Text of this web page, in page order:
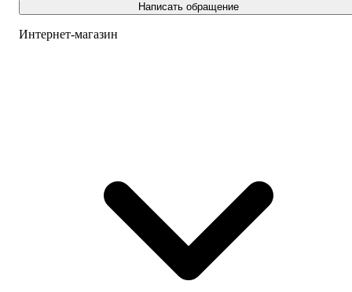
Написать обращение
Интернет-магазин